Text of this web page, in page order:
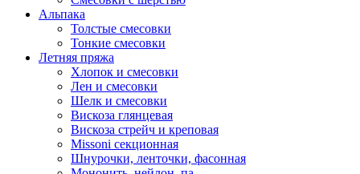
Альпака
Толстые смесовки
Тонкие смесовки
Летняя пряжа
Хлопок и смесовки
Лен и смесовки
Шелк и смесовки
Вискоза глянцевая
Вискоза стрейч и креповая
Missoni секционная
Шнурочки, ленточки, фасонная